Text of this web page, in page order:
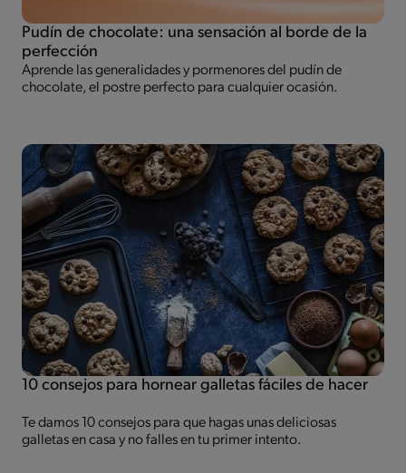
Pudín de chocolate: una sensación al borde de la
perfección
Aprende las generalidades y pormenores del pudín de
chocolate, el postre perfecto para cualquier ocasión.
10 consejos para hornear galletas fáciles de hacer
Te damos 10 consejos para que hagas unas deliciosas
galletas en casa y no falles en tu primer intento.